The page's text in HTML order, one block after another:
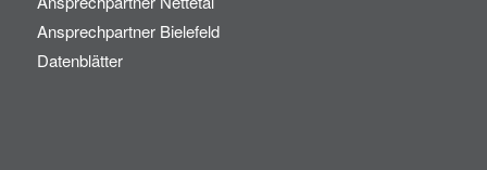
Ansprechpartner Nettetal
Ansprechpartner Bielefeld